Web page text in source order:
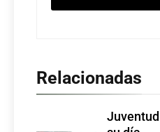
Relacionadas